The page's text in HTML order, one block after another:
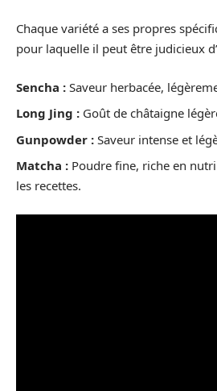
Chaque variété a ses propres
pour laquelle il peut être judicieux
Sencha : Saveur herbacée,
Long Jing : Goût de châtaigne
Gunpowder : Saveur intense et
Matcha : Poudre fine, riche en
les recettes.